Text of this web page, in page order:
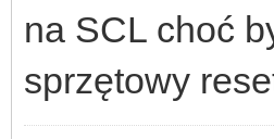
na SCL choć
sprzętowy